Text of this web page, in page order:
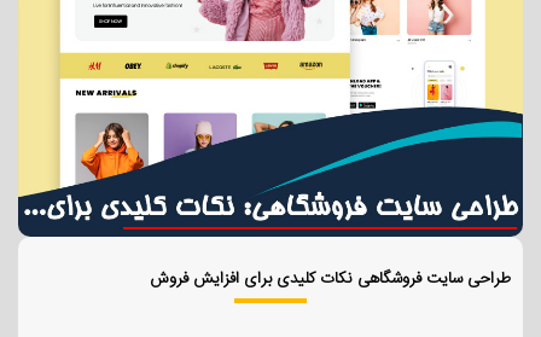
طراحی سایت فروشگاهی نکات کلیدی برای افزایش فروش